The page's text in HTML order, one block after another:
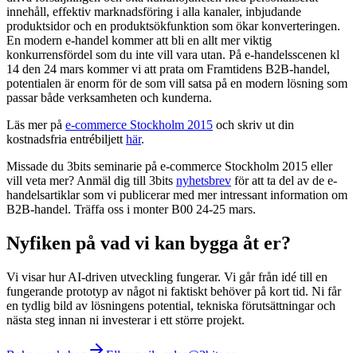
innehåll, effektiv marknadsföring i alla kanaler, inbjudande
produktsidor och en produktsökfunktion som ökar konverteringen.
En modern e-handel kommer att bli en allt mer viktig
konkurrensfördel som du inte vill vara utan. På e-handelsscenen kl
14 den 24 mars kommer vi att prata om Framtidens B2B-handel,
potentialen är enorm för de som vill satsa på en modern lösning som
passar både verksamheten och kunderna.
Läs mer på e-commerce Stockholm 2015 och skriv ut din
kostnadsfria entrébiljett här.
Missade du 3bits seminarie på e-commerce Stockholm 2015 eller
vill veta mer? Anmäl dig till 3bits nyhetsbrev för att ta del av de e-
handelsartiklar som vi publicerar med mer intressant information om
B2B-handel. Träffa oss i monter B00 24-25 mars.
Nyfiken på vad vi kan bygga åt er?
Vi visar hur AI-driven utveckling fungerar. Vi går från idé till en
fungerande prototyp av något ni faktiskt behöver på kort tid. Ni får
en tydlig bild av lösningens potential, tekniska förutsättningar och
nästa steg innan ni investerar i ett större projekt.